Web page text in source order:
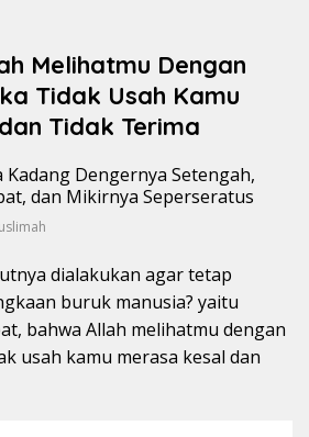
Melihatmu Dengan
Tidak Usah Kamu
Tidak Terima
dialakukan agar tetap
buruk manusia? yaitu
bahwa Allah melihatmu dengan
usah kamu merasa kesal dan